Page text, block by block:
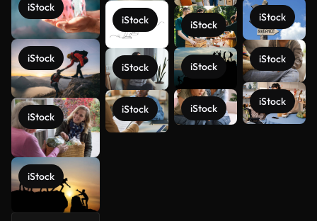
iStock
iStock
iStock
iStock
iStock
iStock
iStock
iStock
iStock
iStock
iStock
iStock
iStock